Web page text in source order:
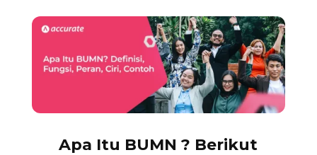
Apa Itu BUMN ? Berikut